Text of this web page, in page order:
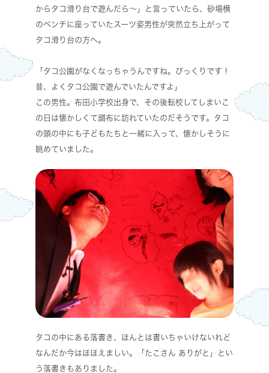
からタコ滑り台で遊んだら～」と言っていたら、砂場横
のベンチに座っていたスーツ姿男性が突然立ち上がって
タコ滑り台の方へ。
「タコ公園がなくなっちゃうんですね。びっくりです！
昔、よくタコ公園で遊んでいたんですよ」
この男性。布田小学校出身で、その後転校してしまいこ
の日は懐かしくて調布に訪れていたのだそうです。タコ
の頭の中にも子どもたちと一緒に入って、懐かしそうに
眺めていました。
タコの中にある落書き、ほんとは書いちゃいけないれど
なんだか今はほほえましい。「たこさん ありがと」とい
う落書きもありました。